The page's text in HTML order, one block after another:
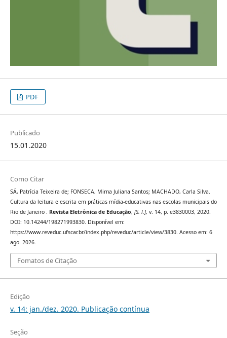
PDF
Publicado
15.01.2020
Como Citar
SÁ, Patrícia Teixeira de; FONSECA, Mirna Juliana Santos; MACHADO, Carla Silva.
Cultura da leitura e escrita em práticas mídia-educativas nas escolas municipais do
Rio de Janeiro . Revista Eletrônica de Educação, [S. l.], v. 14, p. e3830003, 2020.
DOI: 10.14244/198271993830. Disponível em:
https://www.reveduc.ufscar.br/index.php/reveduc/article/view/3830. Acesso em: 6
ago. 2026.
Fomatos de Citação
Edição
v. 14: jan./dez. 2020. Publicação contínua
Seção